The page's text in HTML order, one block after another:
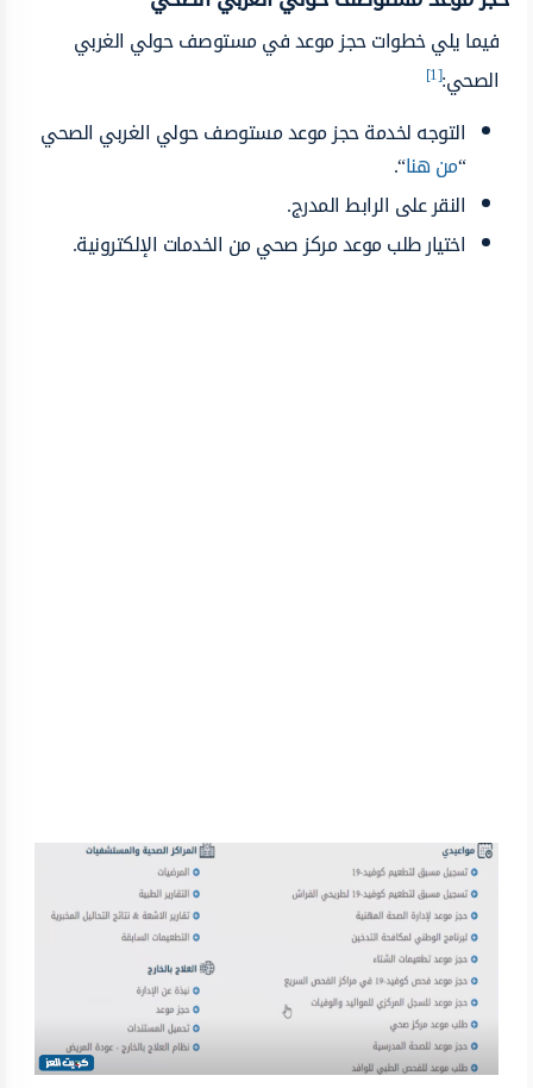
فيما يلي خطوات حجز موعد في مستوصف حولي الغربي
الصحي:[1]
التوجه لخدمة حجز موعد مستوصف حولي الغربي الصحي
“من هنا“.
النقر على الرابط المدرج.
اختيار طلب موعد مركز صحي من الخدمات الإلكترونية.